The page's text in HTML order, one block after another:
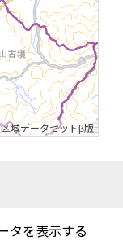
域データセットβ版
タを表示する